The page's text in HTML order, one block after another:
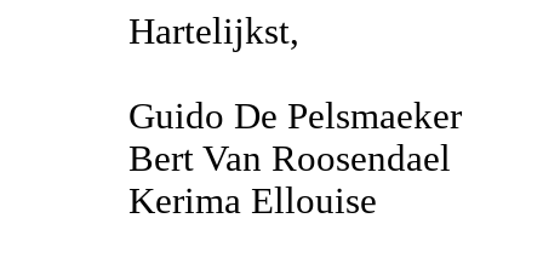
Hartelijkst,
Guido De Pelsmaeker
Bert Van Roosendael
Kerima Ellouise